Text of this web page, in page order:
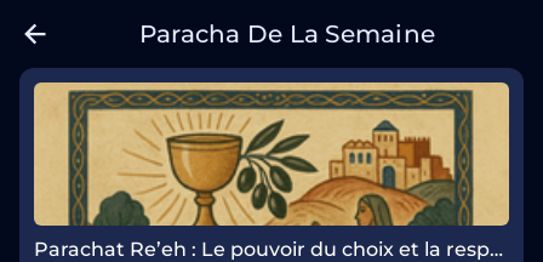
Paracha De La Semaine
Parachat Re’eh : Le pouvoir du choix et la responsabilité de la sainteté